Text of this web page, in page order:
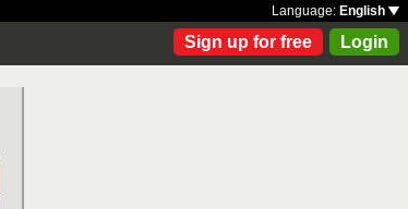
Language: English
Sign up for free Login